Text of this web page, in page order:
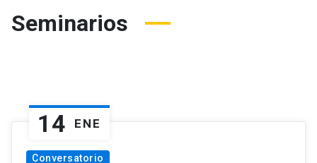
Seminarios
14 ENE
Conversatorio